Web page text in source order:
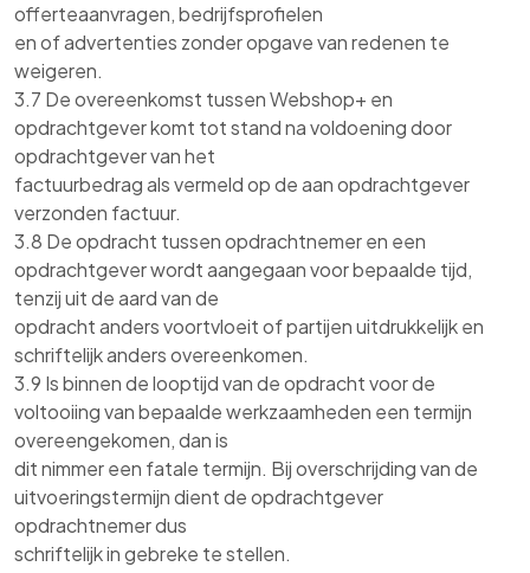
offerteaanvragen, bedrijfsprofielen
en of advertenties zonder opgave van redenen te
weigeren.
3.7 De overeenkomst tussen Webshop+ en
opdrachtgever komt tot stand na voldoening door
opdrachtgever van het
factuurbedrag als vermeld op de aan opdrachtgever
verzonden factuur.
3.8 De opdracht tussen opdrachtnemer en een
opdrachtgever wordt aangegaan voor bepaalde tijd,
tenzij uit de aard van de
opdracht anders voortvloeit of partijen uitdrukkelijk en
schriftelijk anders overeenkomen.
3.9 Is binnen de looptijd van de opdracht voor de
voltooiing van bepaalde werkzaamheden een termijn
overeengekomen, dan is
dit nimmer een fatale termijn. Bij overschrijding van de
uitvoeringstermijn dient de opdrachtgever
opdrachtnemer dus
schriftelijk in gebreke te stellen.